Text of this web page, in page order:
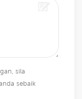
sila
sebaik